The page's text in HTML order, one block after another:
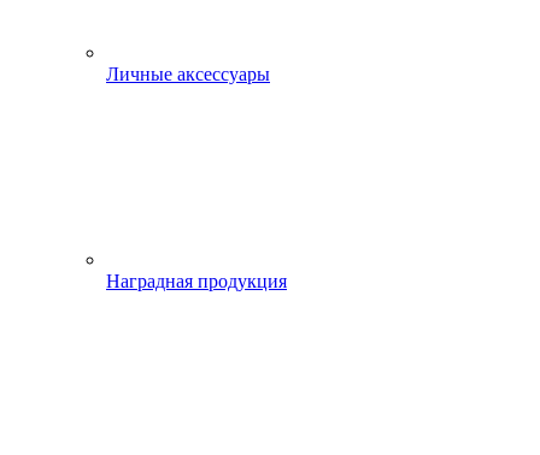
Личные аксессуары
Наградная продукция